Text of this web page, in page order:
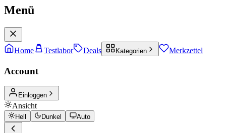
Menü
Home Testlabor Deals Kategorien Merkzettel
Account
Einloggen
Ansicht
Hell Dunkel Auto